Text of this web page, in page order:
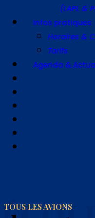
(LAPL &
Infos pratiques
Horaires &
Tarifs
Agenda &
TOUS LES AVIONS